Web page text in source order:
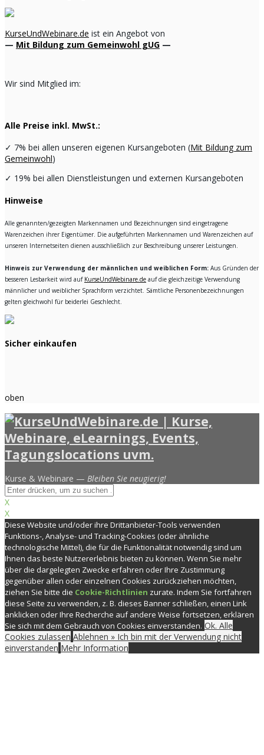
KurseUndWebinare.de ist ein Angebot von
— Mit Bildung zum Gemeinwohl gUG —
Wir sind Mitglied im:
Alle Preise inkl. MwSt.:
✓ 7% bei allen unseren eigenen Kursangeboten (Mit Bildung zum
Gemeinwohl)
✓ 19% bei allen Dienstleistungen und externen Kursangeboten
Hinweise
Alle genannten/gezeigten Markennamen und Bezeichnungen sind eingetragene
Warenzeichen ihrer Eigentümer. Die aufgeführten Markennamen und Warenzeichen auf
unseren Internetseiten dienen ausschließlich zur Beschreibung unserer Leistungen.
Hinweis zur Verwendung der männlichen und weiblichen Form: Aus Gründen der
besseren Lesbarkeit wird auf KurseUndWebinare.de auf die gleichzeitige Verwendung
männlicher und weiblicher Sprachform verzichtet. Sämtliche Personenbezeichnungen
gelten gleichwohl für beiderlei Geschlecht.
Sicher einkaufen
oben
Kurse & Webinare — Bleiben Sie neugierig!
X
X
Diese Website und/oder ihre Drittanbieter-Tools verwenden
Funktions-, Analyse- und Tracking-Cookies (oder ähnliche
technologische Mittel), die für die Funktionalität notwendig sind um
Ihnen das beste Nutzererlebnis bieten zu können. Wenn Sie mehr
über die dargelegten Zwecke erfahren oder Ihre Zustimmung
gegenüber allen oder einzelnen Cookies zurückziehen möchten,
ziehen Sie bitte die Cookie-Richtlinien zurate. Indem Sie fortfahren
diese Seite zu verwenden, z. B. dieses Banner schließen, einen Link
anklicken oder Ihre Recherche auf andere Weise fortsetzen, erklären
Sie sich mit dem Gebrauch von Cookies einverstanden. Ok. Alle
Cookies zulassen Ablehnen » Ich bin mit der Verwendung nicht
einverstanden Mehr Information